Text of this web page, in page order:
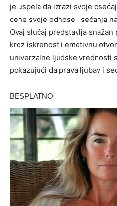
je uspela da izrazi svoje
cene svoje odnose i sećanja
Ovaj slučaj predstavlja
kroz iskrenost i emotivnu
univerzalne ljudske vrednosti
pokazujući da prava ljubav i